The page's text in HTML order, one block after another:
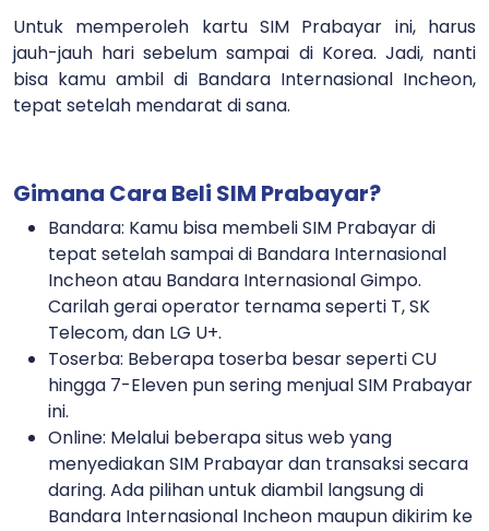
Untuk memperoleh kartu SIM Prabayar ini, harus
jauh-jauh hari sebelum sampai di Korea. Jadi, nanti
bisa kamu ambil di Bandara Internasional Incheon,
tepat setelah mendarat di sana.
Gimana Cara Beli SIM Prabayar?
Bandara: Kamu bisa membeli SIM Prabayar di
tepat setelah sampai di Bandara Internasional
Incheon atau Bandara Internasional Gimpo.
Carilah gerai operator ternama seperti T, SK
Telecom, dan LG U+.
Toserba: Beberapa toserba besar seperti CU
hingga 7-Eleven pun sering menjual SIM Prabayar
ini.
Online: Melalui beberapa situs web yang
menyediakan SIM Prabayar dan transaksi secara
daring. Ada pilihan untuk diambil langsung di
Bandara Internasional Incheon maupun dikirim ke